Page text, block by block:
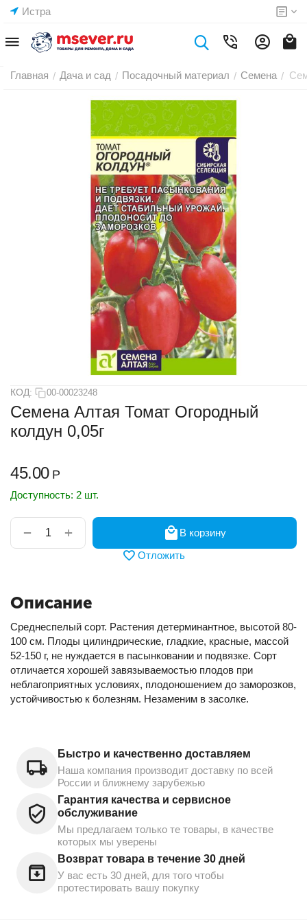
Истра
Главная / Дача и сад / Посадочный материал / Семена /
КОД: 00-00023248
Семена Алтая Томат Огородный
колдун 0,05г
45.00 Р
Доступность: 2 шт.
+
−
В корзину
Отложить
Описание
Среднеспелый сорт. Растения детерминантное, высотой 80-
100 см. Плоды цилиндрические, гладкие, красные, массой
52-150 г, не нуждается в пасынковании и подвязке. Сорт
отличается хорошей завязываемостью плодов при
неблагоприятных условиях, плодоношением до заморозков,
устойчивостью к болезням. Незаменим в засолке.
Быстро и качественно доставляем
Наша компания производит доставку по всей
России и ближнему зарубежью
Гарантия качества и сервисное
обслуживание
Мы предлагаем только те товары, в качестве
которых мы уверены
Возврат товара в течение 30 дней
У вас есть 30 дней, для того чтобы
протестировать вашу покупку